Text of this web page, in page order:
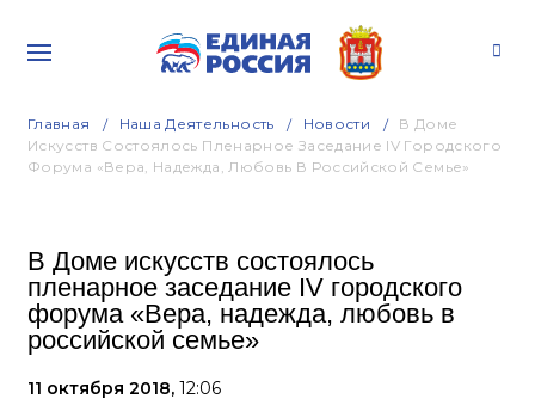
Главная Наша Деятельность Новости
В Доме
Искусств Состоялось Пленарное Заседание IV Городского
Форума «Вера, Надежда, Любовь В Российской Семье»
В Доме искусств состоялось
пленарное заседание IV городского
форума «Вера, надежда, любовь в
российской семье»
11 октября 2018, 12:06